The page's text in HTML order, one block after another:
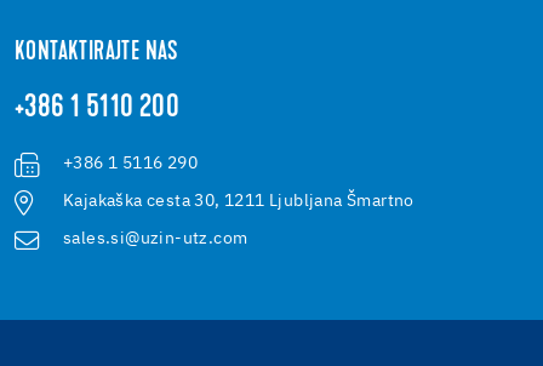
KONTAKTIRAJTE NAS
+386 1 5110 200
+386 1 5116 290
Kajakaška cesta 30, 1211 Ljubljana Šmartno
sales.si@uzin-utz.com